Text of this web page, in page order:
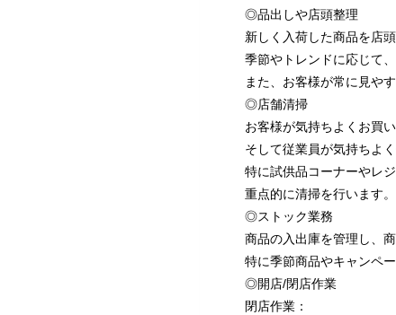
◎品出しや店頭整理
新しく入荷した商品を店
季節やトレンドに応じて
また、お客様が常に見や
◎店舗清掃
お客様が気持ちよくお買
そして従業員が気持ちよ
特に試供品コーナーやレ
重点的に清掃を行います。
◎ストック業務
商品の入出庫を管理し、
特に季節商品やキャンペ
◎開店/閉店作業
閉店作業：